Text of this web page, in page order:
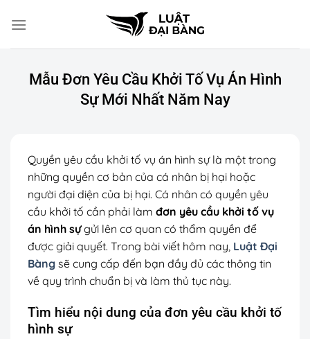
đến
Mẫu Đơn Yêu Cầu Khởi Tố Vụ Án Hình
Sự Mới Nhất Năm Nay
Quyền yêu cầu khởi tố vụ án hình sự là một trong
những quyền cơ bản của cá nhân bị hại hoặc
người đại diện của bị hại. Cá nhân có quyền yêu
cầu khởi tố cần phải làm đơn yêu cầu khởi tố vụ
án hình sựgửi lên cơ quan có thẩm quyền để
được giải quyết. Trong bài viết hôm nay, Luật Đại
Bàng sẽ cung cấp đến bạn đầy đủ các thông tin
về quy trình chuẩn bị và làm thủ tục này.
Tìm hiểu nội dung của đơn yêu cầu khởi tố
hình sự